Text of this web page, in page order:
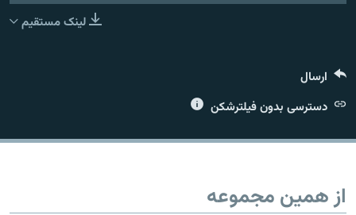
لینک مستقیم
ارسال
دسترسی بدون فیلترشکن
از همین مجموعه